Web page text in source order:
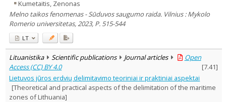
Kumetaitis, Zenonas
Melno taikos fenomenas - Sūduvos saugumo raida. Vilnius : Mykolo
Romerio universitetas, 2023, P. 515-544
LT
Lituanistika Scientific publications Journal articles
Open
Access (CC) BY 4.0
[7.41]
Lietuvos jūros erdvių delimitavimo teoriniai ir praktiniai aspektai
[Theoretical and practical aspects of the delimitation of the maritime
zones of Lithuania]